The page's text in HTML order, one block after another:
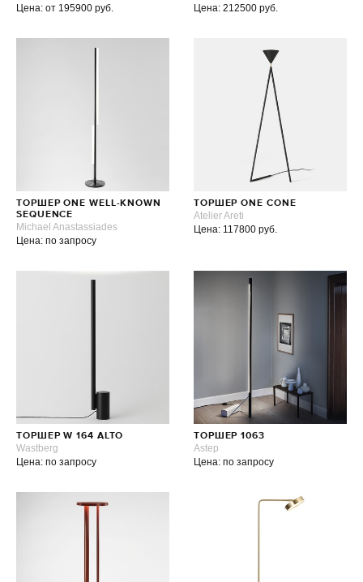
Цена: от 195900 руб. Цена: 212500 руб.
ТОРШЕР ONE WELL-KNOWN
SEQUENCE
Michael Anastassiades
Цена: по запросу
ТОРШЕР ONE CONE
Atelier Areti
Цена: 117800 руб.
ТОРШЕР W 164 ALTO
Wastberg
Цена: по запросу
ТОРШЕР 1063
Astep
Цена: по запросу